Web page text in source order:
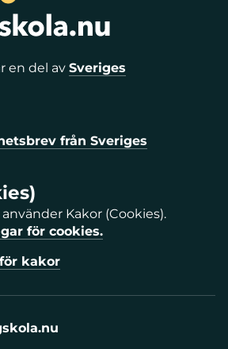
en del av Sveriges
från Sveriges
Kakor (Cookies).
för cookies.
kakor